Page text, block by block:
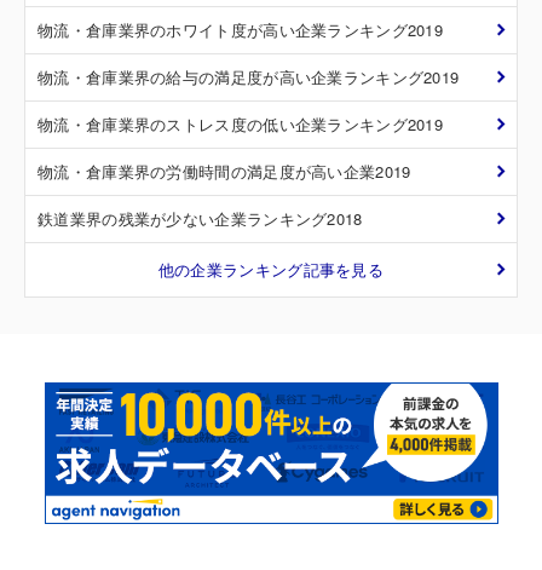
物流・倉庫業界のホワイト度が高い企業ランキング2019
物流・倉庫業界の給与の満足度が高い企業ランキング2019
物流・倉庫業界のストレス度の低い企業ランキング2019
物流・倉庫業界の労働時間の満足度が高い企業2019
鉄道業界の残業が少ない企業ランキング2018
他の企業ランキング記事を見る